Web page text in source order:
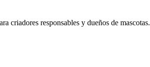
criadores responsables y dueños de mascotas.